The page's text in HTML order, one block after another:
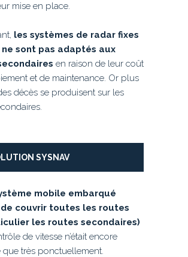
mise en place.
les systèmes de radar fixes
sont pas adaptés aux
en raison de leur coût
et de maintenance. Or plus
décès se produisent sur les
SYSNAV
mobile embarqué
couvrir toutes les routes
les routes secondaires)
de vitesse n’était encore
très ponctuellement.